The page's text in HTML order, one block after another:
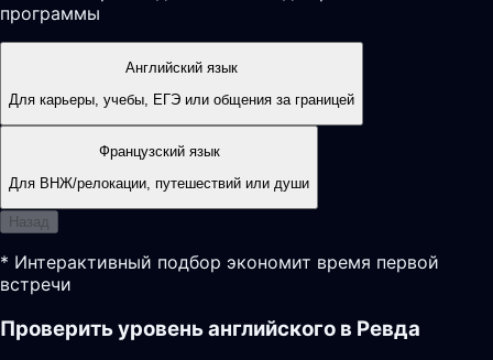
программы
Английский язык
Для карьеры, учебы, ЕГЭ или общения за границей
Французский язык
Для ВНЖ/релокации, путешествий или души
Назад
* Интерактивный подбор экономит время первой
встречи
Проверить уровень английского в Ревда